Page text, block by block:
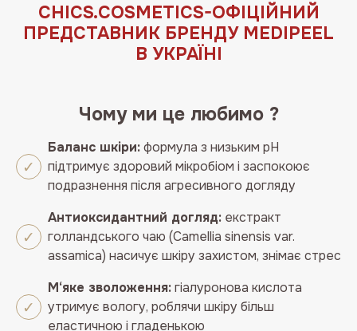
СHICS.COSMETICS-ОФIЦIЙНИЙ
ПРЕДСТАВНИК БРЕНДУ MEDIPEEL
В УКРАЇНІ
Чому ми це любимо ?
Баланс шкіри:формула з низьким pH
підтримує здоровий мікробіом і заспокоює
подразнення після агресивного догляду
Антиоксидантний догляд: екстракт
голландського чаю (Camellia sinensis var.
assamica) насичує шкіру захистом, знімає стрес
М‘яке зволоження:гіалуронова кислота
утримує вологу, роблячи шкіру більш
еластичною і гладенькою